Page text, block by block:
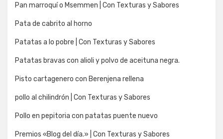
Pan marroquí o Msemmen | Con Texturas y Sabores
Pata de cabrito al horno
Patatas a lo pobre | Con Texturas y Sabores
Patatas bravas con alioli y polvo de aceituna negra.
Pisto cartagenero con Berenjena rellena
pollo al chilindrón | Con Texturas y Sabores
Pollo en pepitoria con patatas puente nuevo
Premios «Blog del día.» | Con Texturas y Sabores